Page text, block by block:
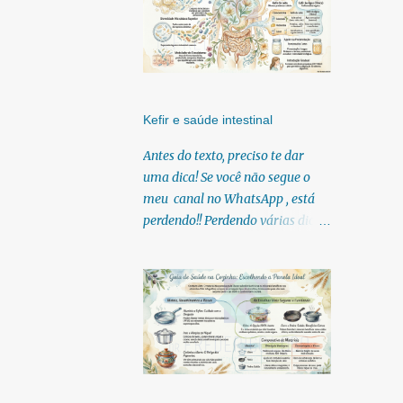
Kefir e saúde intestinal
Antes do texto, preciso te dar
uma dica! Se você não segue o
meu canal no WhatsApp , está
perdendo!! Perdendo várias dicas,
infográficos, o link para
download dos meus e-books.
Para acessar clique no link:
https://whatsapp.com/channel/0
029Vb6U4AqKgsNzkBhubA40